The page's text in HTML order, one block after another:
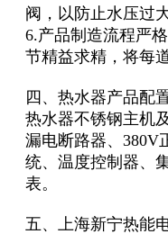
阀，以防止水压过
6.产品制造流程严
节精益求精，将每
四、热水器产品配
热水器不锈钢主机
漏电断路器、380V
统、温度控制器、
表。
五、上海新宁热能